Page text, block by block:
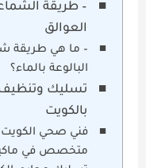
– طريقة
العوالق
– ما هي
البالوعة بالماء؟
تسليك
بالكويت
فني صحي الكويت
متخصص في